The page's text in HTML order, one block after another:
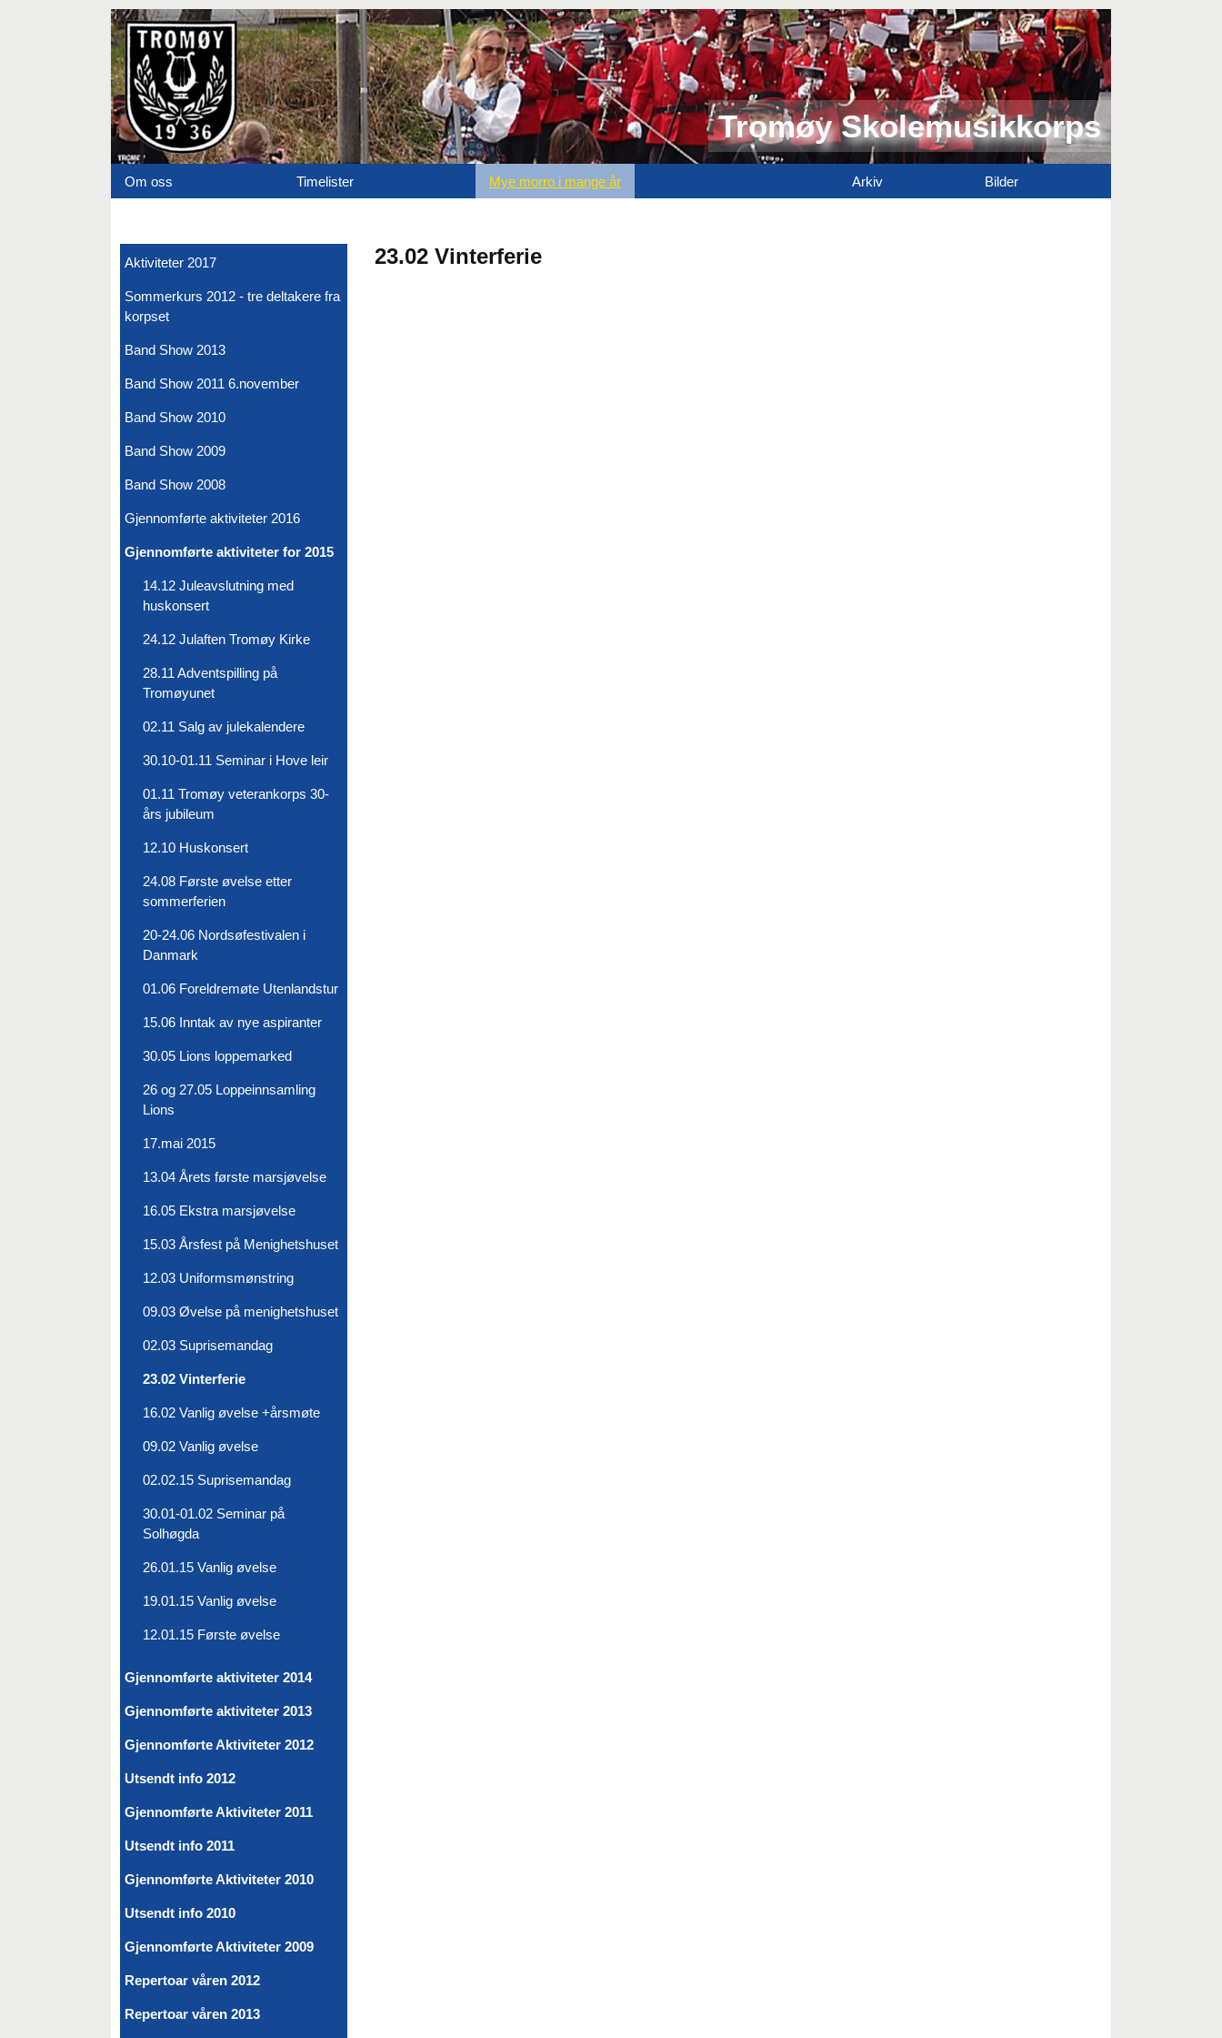
Tromøy Skolemusikkorps
Om oss Timelister Mye morro i mange år Arkiv Bilder
Aktiviteter 2017
Sommerkurs 2012 - tre deltakere fra
korpset
Band Show 2013
Band Show 2011 6.november
Band Show 2010
Band Show 2009
Band Show 2008
Gjennomførte aktiviteter 2016
Gjennomførte aktiviteter for 2015
14.12 Juleavslutning med
huskonsert
24.12 Julaften Tromøy Kirke
28.11 Adventspilling på
Tromøyunet
02.11 Salg av julekalendere
30.10-01.11 Seminar i Hove leir
01.11 Tromøy veterankorps 30-
års jubileum
12.10 Huskonsert
24.08 Første øvelse etter
sommerferien
20-24.06 Nordsøfestivalen i
Danmark
01.06 Foreldremøte Utenlandstur
15.06 Inntak av nye aspiranter
30.05 Lions loppemarked
26 og 27.05 Loppeinnsamling
Lions
17.mai 2015
13.04 Årets første marsjøvelse
16.05 Ekstra marsjøvelse
15.03 Årsfest på Menighetshuset
12.03 Uniformsmønstring
09.03 Øvelse på menighetshuset
02.03 Suprisemandag
23.02 Vinterferie
16.02 Vanlig øvelse +årsmøte
09.02 Vanlig øvelse
02.02.15 Suprisemandag
30.01-01.02 Seminar på
Solhøgda
26.01.15 Vanlig øvelse
19.01.15 Vanlig øvelse
12.01.15 Første øvelse
Gjennomførte aktiviteter 2014
Gjennomførte aktiviteter 2013
Gjennomførte Aktiviteter 2012
Utsendt info 2012
Gjennomførte Aktiviteter 2011
Utsendt info 2011
Gjennomførte Aktiviteter 2010
Utsendt info 2010
Gjennomførte Aktiviteter 2009
Repertoar våren 2012
Repertoar våren 2013
23.02 Vinterferie